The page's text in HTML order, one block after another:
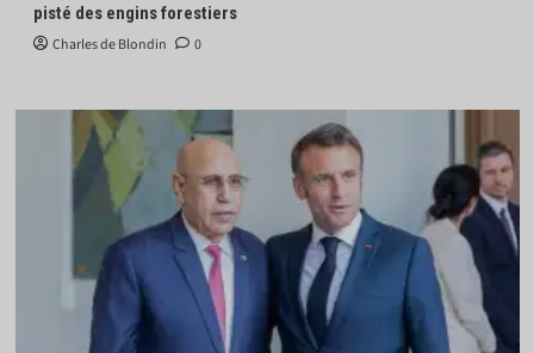
pisté des engins forestiers
Charles de Blondin 0